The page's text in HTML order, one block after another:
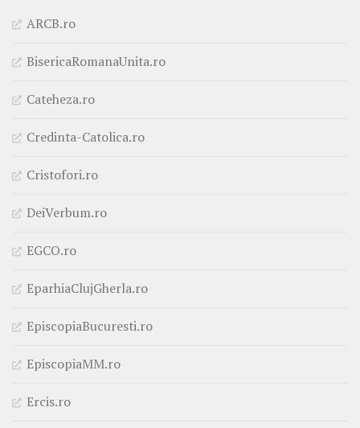
ARCB.ro
BisericaRomanaUnita.ro
Cateheza.ro
Credinta-Catolica.ro
Cristofori.ro
DeiVerbum.ro
EGCO.ro
EparhiaClujGherla.ro
EpiscopiaBucuresti.ro
EpiscopiaMM.ro
Ercis.ro